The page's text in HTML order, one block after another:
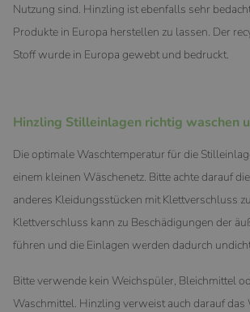
Nutzung sind. Hinzling ist ebenfalls sehr
Produkte in Europa herstellen zu lassen. Der
Stoff wurde in Europa gewebt und bedruckt.
Hinzling Stilleinlagen richtig waschen
Die optimale Waschtemperatur für die
einem kleinen Wäschenetz. Bitte achte darauf
anderes Kleidungsstücken mit Klettverschluss
Klettverschluss kann zu Beschädigungen der
führen und die Einlagen werden dadurch
Bitte verwende kein Weichspüler, Bleichmittel
Waschmittel. Hinzling verweist auch darauf das